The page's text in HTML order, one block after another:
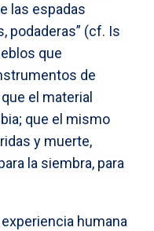
las espadas
podaderas” (cf. Is
que
de
el material
que el mismo
y muerte,
la siembra, para
humana